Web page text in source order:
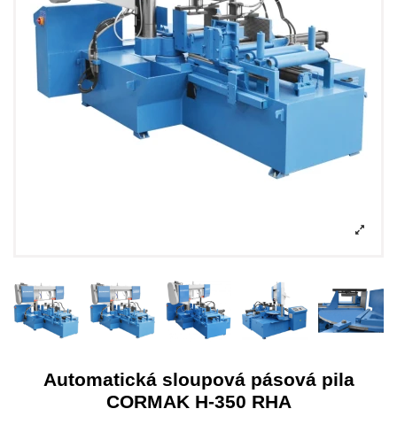
Automatická sloupová pásová pila
CORMAK H-350 RHA